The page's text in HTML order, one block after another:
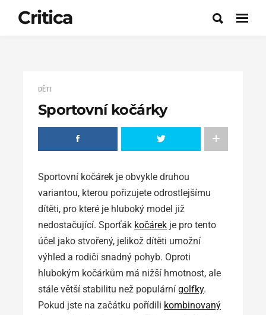
Critica
DĚTI
Sportovní kočárky
Sportovní kočárek je obvykle druhou
variantou, kterou pořizujete odrostlejšímu
dítěti, pro které je hluboký model již
nedostačující. Sporťák kočárek je pro tento
účel jako stvořený, jelikož dítěti umožní
výhled a rodiči snadný pohyb. Oproti
hlubokým kočárkům má nižší hmotnost, ale
stále větší stabilitu než populární golfky.
Pokud jste na začátku pořídili kombinovaný